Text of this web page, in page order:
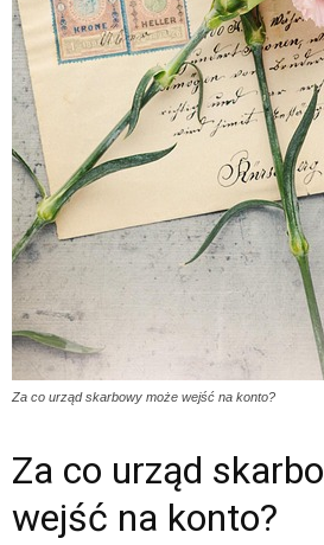
Za co urząd skarbowy może wejść na konto?
Za co urząd
wejść na konto?